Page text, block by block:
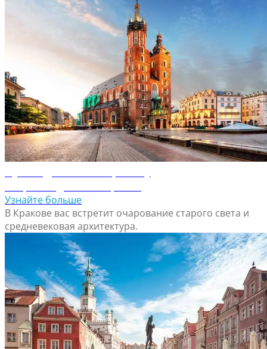
Узнайте больше
В Кракове вас встретит очарование старого света и
средневековая архитектура.